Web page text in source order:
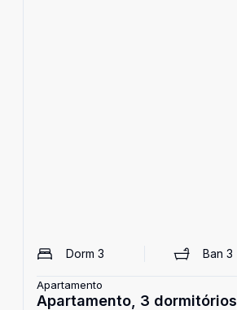
Dorm 3 Ban3
Apartamento
Apartamento, 3